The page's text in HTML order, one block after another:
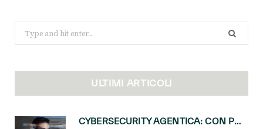
for:
ULTIMI ARTICOLI
CYBERSECURITY AGENTICA: CON PERCEPTION E MAI-CYBER-1-FLASH MICROSOFT APRE NUOVI SERVIZI PER IL CANALE